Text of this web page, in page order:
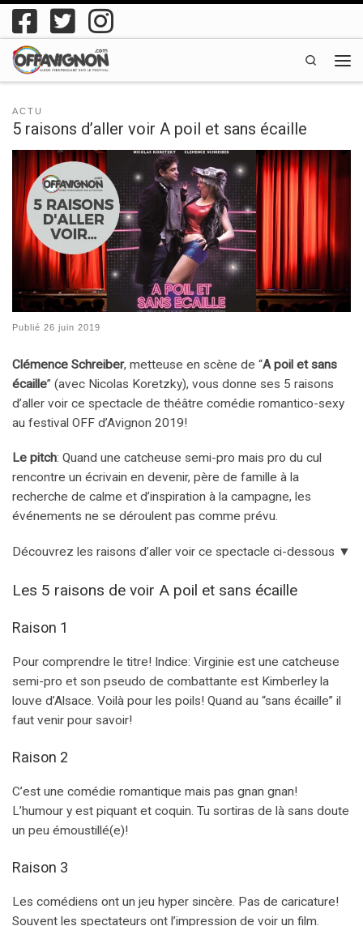
Passer au contenu
Search
ACTU
5 raisons d’aller voir A poil et sans écaille
Publié 26 juin 2019
Clémence Schreiber, metteuse en scène de “A poil et sans
écaille” (avec Nicolas Koretzky), vous donne ses 5 raisons
d’aller voir ce spectacle de théâtre comédie romantico-sexy
au festival OFF d’Avignon 2019!
Le pitch: Quand une catcheuse semi-pro mais pro du cul
rencontre un écrivain en devenir, père de famille à la
recherche de calme et d’inspiration à la campagne, les
événements ne se déroulent pas comme prévu.
Découvrez les raisons d’aller voir ce spectacle ci-dessous ▼
Les 5 raisons de voir A poil et sans écaille
Raison 1
Pour comprendre le titre! Indice: Virginie est une catcheuse
semi-pro et son pseudo de combattante est Kimberley la
louve d’Alsace. Voilà pour les poils! Quand au “sans écaille” il
faut venir pour savoir!
Raison 2
C’est une comédie romantique mais pas gnan gnan!
L’humour y est piquant et coquin. Tu sortiras de là sans doute
un peu émoustillé(e)!
Raison 3
Les comédiens ont un jeu hyper sincère. Pas de caricature!
Souvent les spectateurs ont l’impression de voir un film.